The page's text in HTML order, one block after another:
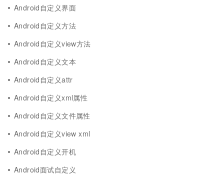
Android自定义界面
Android自定义方法
Android自定义view方法
Android自定义文本
Android自定义attr
Android自定义xml属性
Android自定义文件属性
Android自定义view xml
Android自定义开机
Android面试自定义